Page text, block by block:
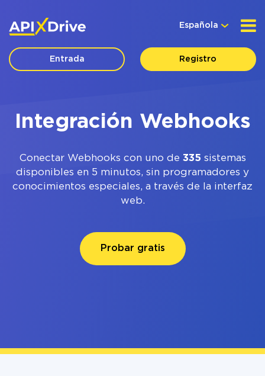
Española
Entrada Registro
Integración Webhooks
Conectar Webhooks con uno de 335 sistemas
disponibles en 5 minutos, sin programadores y
conocimientos especiales, a través de la interfaz
web.
Probar gratis